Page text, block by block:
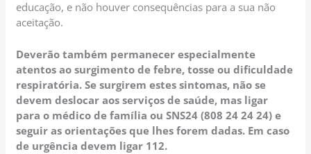
educação, e não houver consequências para a sua não
aceitação.
Deverão também permanecer especialmente
atentos ao surgimento de febre, tosse ou dificuldade
respiratória. Se surgirem estes sintomas, não se
devem deslocar aos serviços de saúde, mas ligar
para o médico de família ou SNS24 (808 24 24 24) e
seguir as orientações que lhes forem dadas. Em caso
de urgência devem ligar 112.